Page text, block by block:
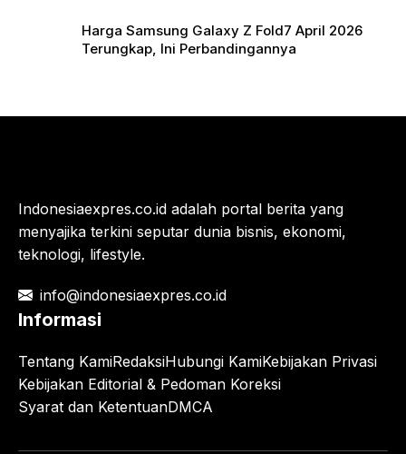
Harga Samsung Galaxy Z Fold7 April 2026
Terungkap, Ini Perbandingannya
Indonesiaexpres.co.id adalah portal berita yang
menyajika terkini seputar dunia bisnis, ekonomi,
teknologi, lifestyle.
info@indonesiaexpres.co.id
Informasi
Tentang KamiRedaksiHubungi KamiKebijakan Privasi
Kebijakan Editorial & Pedoman Koreksi
Syarat dan KetentuanDMCA